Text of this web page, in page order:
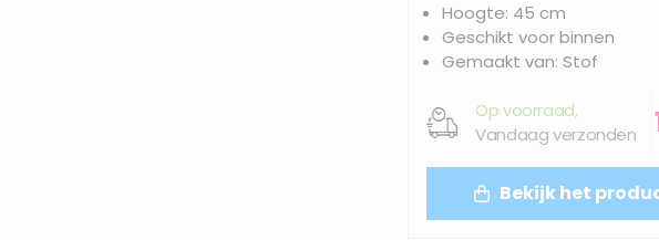
Hoogte: 45 cm
Geschikt voor binnen
Gemaakt van: Stof
Op voorraad,
Vandaag verzonden
Bekijk het